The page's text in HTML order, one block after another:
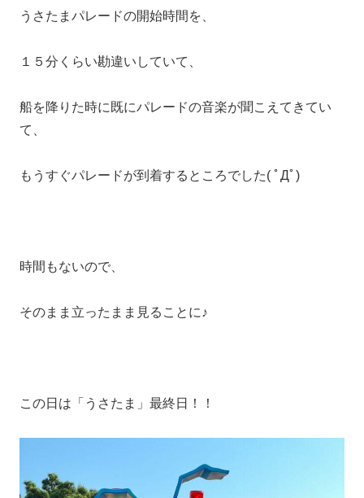
うさたまパレードの開始時間を、
１５分くらい勘違いしていて、
船を降りた時に既にパレードの音楽が聞こえてきてい
て、
もうすぐパレードが到着するところでした( ﾟДﾟ)
時間もないので、
そのまま立ったまま見ることに♪
この日は「うさたま」最終日！！